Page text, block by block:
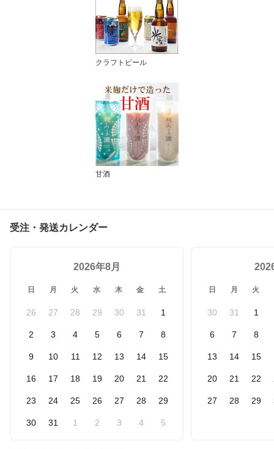
クラフトビール
甘酒
受注・発送カレンダー
2026年8月
日 月 火 水 木 金 土
26 27 28 29 30 31 1
2 3 4 5 6 7 8
9 10 11 12 13 14 15
16 17 18 19 20 21 22
23 24 25 26 27 28 29
30 31 1 2 3 4 5
日 月 火
30 31 1
6 7 8
13 14 15
20 21 22
27 28 29